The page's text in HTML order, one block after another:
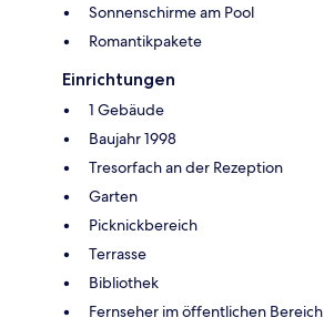
Sonnenschirme am Pool
Romantikpakete
Einrichtungen
1 Gebäude
Baujahr 1998
Tresorfach an der Rezeption
Garten
Picknickbereich
Terrasse
Bibliothek
Fernseher im öffentlichen Bereich